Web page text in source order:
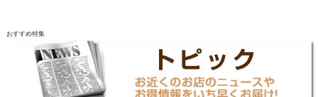
おすすめ特集